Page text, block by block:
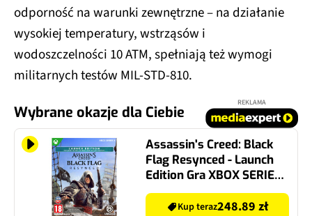
odporność na warunki zewnętrzne – na działanie
wysokiej temperatury, wstrząsów i
wodoszczelności 10 ATM, spełniają też wymogi
militarnych testów MIL-STD-810.
Wybrane okazje dla Ciebie
REKLAMA
Assassin's Creed: Black
Flag Resynced - Launch
Edition Gra XBOX SERIES
X
Kup teraz248.89 zł